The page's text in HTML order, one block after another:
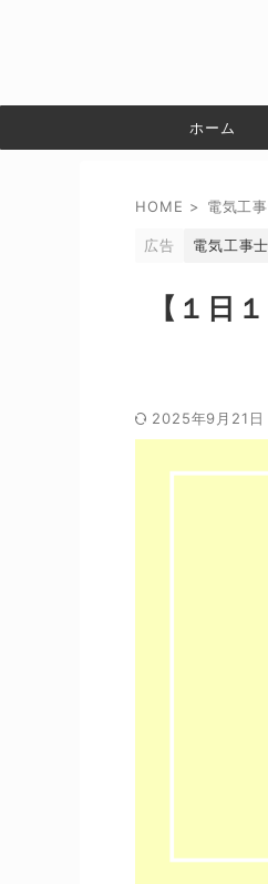
ホーム
HOME > 電気工
広告 電気工事士
【１日
2025年9月21日